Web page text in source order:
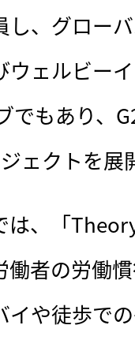
し、グロー
ウェルビー
でもあり、
ェクトを展
、「
働者の労働
イや徒歩で